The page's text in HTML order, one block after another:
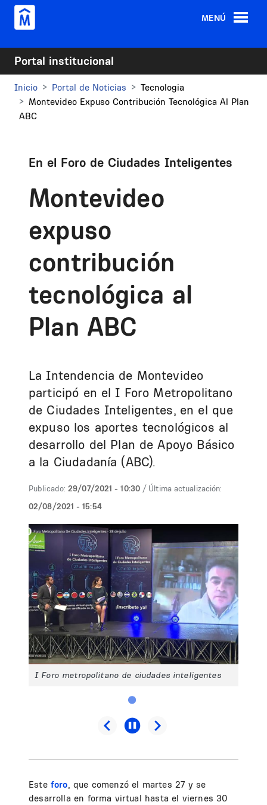
Pasar al contenido principal
MENÚ
Portal institucional
Inicio Portal de Noticias
Tecnologia
Montevideo Expuso Contribución Tecnológica Al Plan
ABC
En el Foro de Ciudades Inteligentes
Montevideo
expuso
contribución
tecnológica al
Plan ABC
La Intendencia de Montevideo
participó en el I Foro Metropolitano
de Ciudades Inteligentes, en el que
expuso los aportes tecnológicos al
desarrollo del Plan de Apoyo Básico
a la Ciudadanía (ABC).
Publicado: 29/07/2021 - 10:30 / Última actualización:
02/08/2021 - 15:54
I Foro metropolitano de ciudades inteligentes
Este foro, que comenzó el martes 27 y se
desarrolla en forma virtual hasta el viernes 30